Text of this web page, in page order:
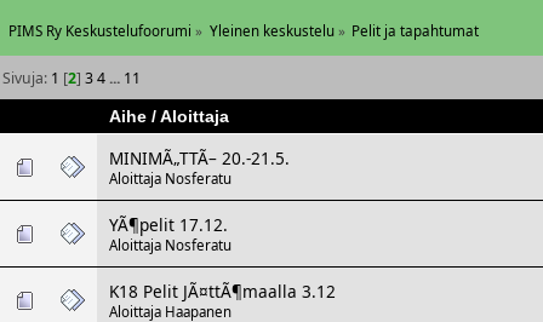
PIMS Ry Keskustelufoorumi » Yleinen keskustelu» Pelit ja tapahtumat
Sivuja: 1 [2]3 4 ... 11
Aihe/Aloittaja
MINIMÃ„TTÃ– 20.-21.5.
Aloittaja Nosferatu
YÃ¶pelit 17.12.
Aloittaja Nosferatu
K18 Pelit JÃ¤ttÃ¶maalla 3.12
Aloittaja Haapanen